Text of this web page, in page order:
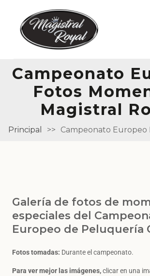
Campeonato
Fotos
Magistral
Principal >> Campeonato Europeo
Galería de fotos de
especiales del
Europeo de Peluquería
Fotos tomadas: Durante el campeonato.
Para ver mejor las imágenes,clicar en una